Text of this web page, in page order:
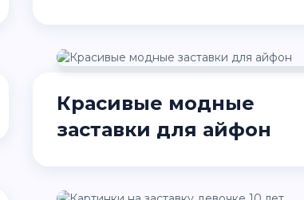
Красивые модные
заставки для айфон